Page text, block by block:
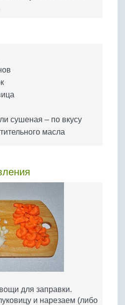
сушеная – по вкусу
масла
для заправки.
и нарезаем (либо